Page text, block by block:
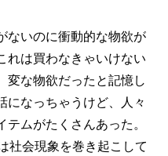
ないのに衝動的な物欲が
れは買わなきゃいけない
変な物欲だったと記憶し
になっちゃうけど、人々
ムがたくさんあった。
社会現象を巻き起こして